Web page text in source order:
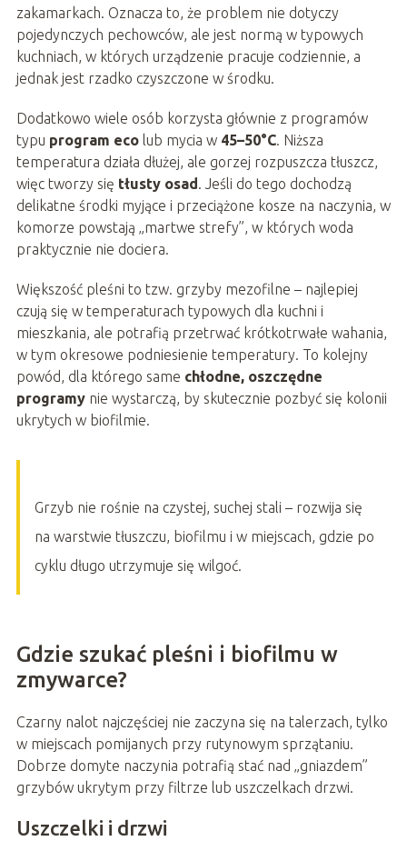
zakamarkach. Oznacza to, że problem nie dotyczy
pojedynczych pechowców, ale jest normą w typowych
kuchniach, w których urządzenie pracuje codziennie, a
jednak jest rzadko czyszczone w środku.
Dodatkowo wiele osób korzysta głównie z programów
typu program ecolub mycia w 45–50°C. Niższa
temperatura działa dłużej, ale gorzej rozpuszcza tłuszcz,
więc tworzy się tłusty osad. Jeśli do tego dochodzą
delikatne środki myjące i przeciążone kosze na naczynia, w
komorze powstają „martwe strefy”, w których woda
praktycznie nie dociera.
Większość pleśni to tzw. grzyby mezofilne – najlepiej
czują się w temperaturach typowych dla kuchni i
mieszkania, ale potrafią przetrwać krótkotrwałe wahania,
w tym okresowe podniesienie temperatury. To kolejny
powód, dla którego same chłodne, oszczędne
programynie wystarczą, by skutecznie pozbyć się kolonii
ukrytych w biofilmie.
Grzyb nie rośnie na czystej, suchej stali – rozwija się
na warstwie tłuszczu, biofilmu i w miejscach, gdzie po
cyklu długo utrzymuje się wilgoć.
Gdzie szukać pleśni i biofilmu w
zmywarce?
Czarny nalot najczęściej nie zaczyna się na talerzach, tylko
w miejscach pomijanych przy rutynowym sprzątaniu.
Dobrze domyte naczynia potrafią stać nad „gniazdem”
grzybów ukrytym przy filtrze lub uszczelkach drzwi.
Uszczelki i drzwi